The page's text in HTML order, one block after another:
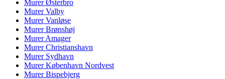
MurerØsterbro
MurerValby
MurerVanløse
MurerBrønshøj
MurerAmager
MurerChristianshavn
Murer Sydhavn
MurerKøbenhavn Nordvest
MurerBispebjerg